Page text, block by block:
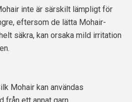
inte är särskilt lämpligt för
eftersom de lätta Mohair-
säkra, kan orsaka mild irritation
Mohair kan användas
från ett annat garn.